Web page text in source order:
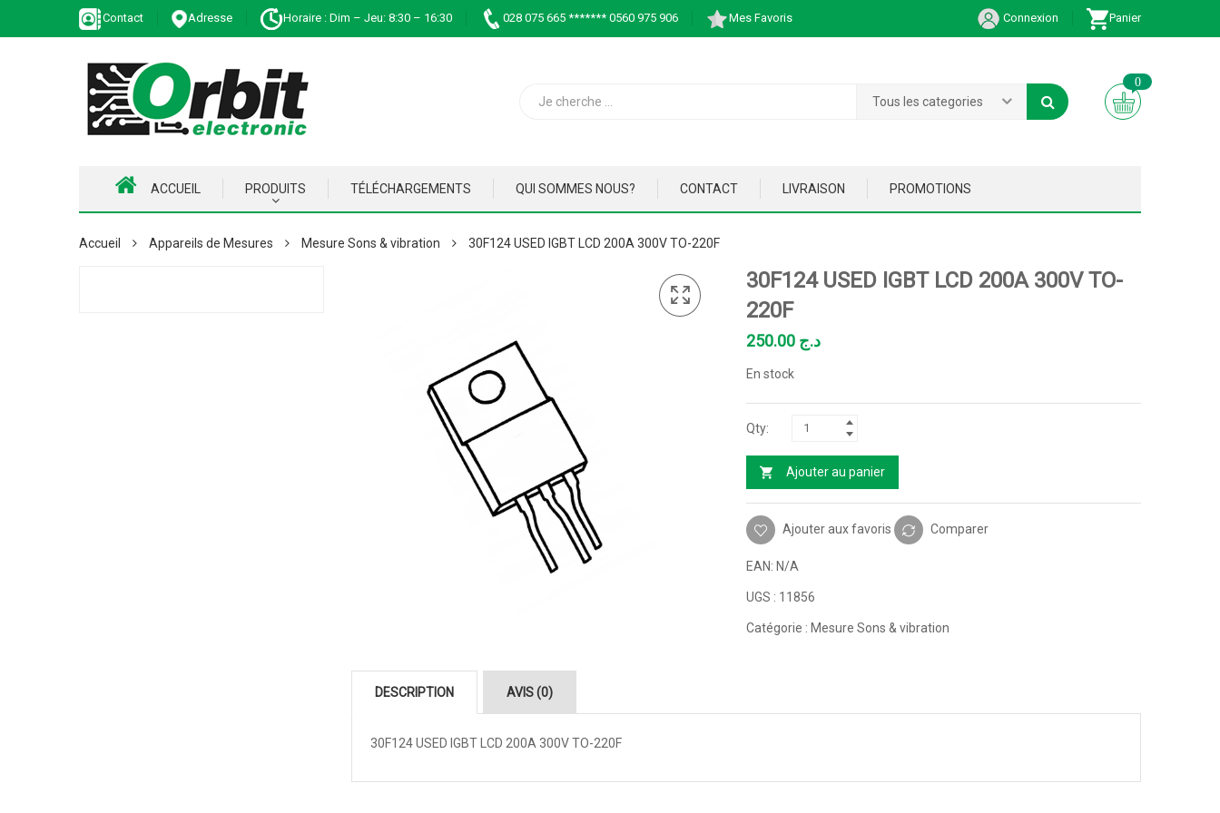
Contact Adresse Horaire : Dim – Jeu: 8:30 – 16:30 028 075 665 ******* 0560 975 906 Mes Favoris Connexion Panier
Tous les categories
0
ACCUEIL PRODUITS TÉLÉCHARGEMENTS QUI SOMMES NOUS? CONTACT LIVRAISON PROMOTIONS
Accueil Appareils de Mesures Mesure Sons & vibration 30F124 USED IGBT LCD 200A 300V TO-220F
30F124 USED IGBT LCD 200A 300V TO-
220F
د.ج
En stock
Ajouter au panier
Ajouter aux favoris Comparer
EAN: N/A
UGS : 11856
Catégorie : Mesure Sons & vibration
DESCRIPTION AVIS (0)
30F124 USED IGBT LCD 200A 300V TO-220F